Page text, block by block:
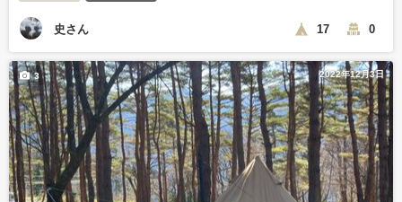
史さん 17 0
2022年12月3日
3